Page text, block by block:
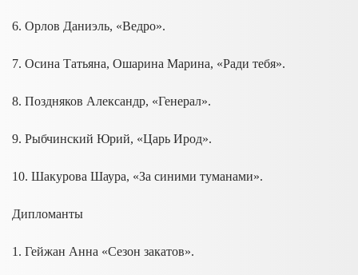
6. Орлов Даниэль, «Ведро».
7. Осина Татьяна, Ошарина Марина, «Ради тебя».
8. Поздняков Александр, «Генерал».
9. Рыбчинский Юрий, «Царь Ирод».
10. Шакурова Шаура, «За синими туманами».
Дипломанты
1. Гейжан Анна «Сезон закатов».